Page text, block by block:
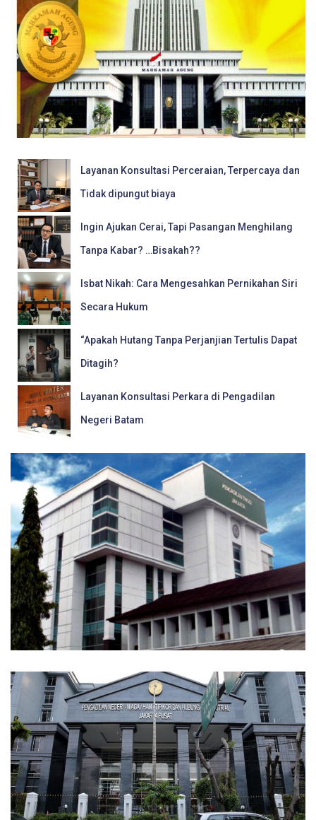
Layanan Konsultasi Perceraian, Terpercaya dan
Tidak dipungut biaya
Ingin Ajukan Cerai, Tapi Pasangan Menghilang
Tanpa Kabar? …Bisakah??
Isbat Nikah: Cara Mengesahkan Pernikahan Siri
Secara Hukum
“Apakah Hutang Tanpa Perjanjian Tertulis Dapat
Ditagih?
Layanan Konsultasi Perkara di Pengadilan
Negeri Batam